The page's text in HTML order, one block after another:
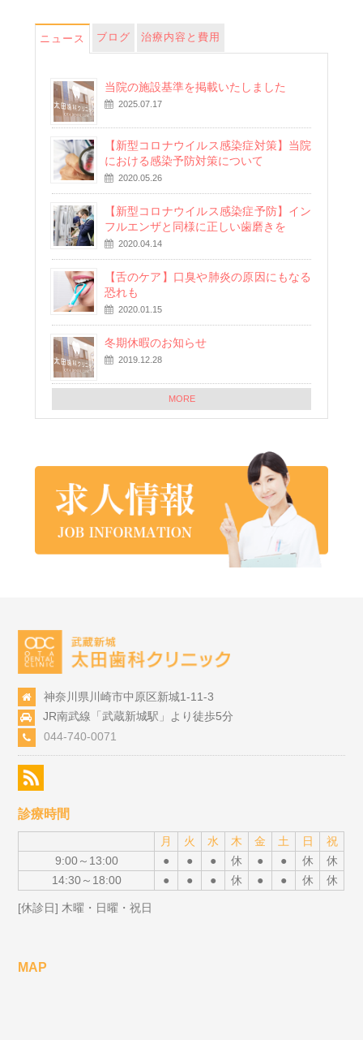
ニュース ブログ 治療内容と費用
当院の施設基準を掲載いたしました
2025.07.17
【新型コロナウイルス感染症対策】当院
における感染予防対策について
2020.05.26
【新型コロナウイルス感染症予防】イン
フルエンザと同様に正しい歯磨きを
2020.04.14
【舌のケア】口臭や肺炎の原因にもなる
恐れも
2020.01.15
冬期休暇のお知らせ
2019.12.28
MORE
神奈川県川崎市中原区新城1-11-3
JR南武線「武蔵新城駅」より徒歩5分
044-740-0071
診療時間
月 火 水 木 金 土 日
祝
9:00～13:00
● ● ● 休 ● ● 休
休
14:30～18:00
● ● ● 休 ● ● 休 休
[休診日] 木曜・日曜・祝日
MAP